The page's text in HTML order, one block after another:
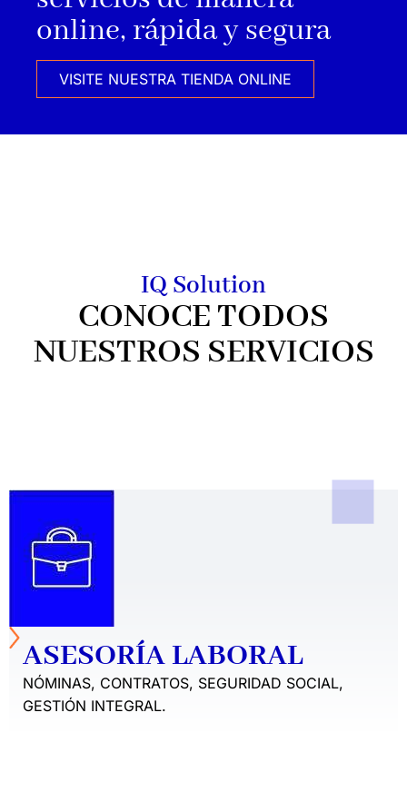
online, rápida y segura
VISITE NUESTRA TIENDA ONLINE
IQ Solution
CONOCE TODOS
NUESTROS SERVICIOS
ASESORÍA LABORAL
NÓMINAS, CONTRATOS, SEGURIDAD SOCIAL,
GESTIÓN INTEGRAL.